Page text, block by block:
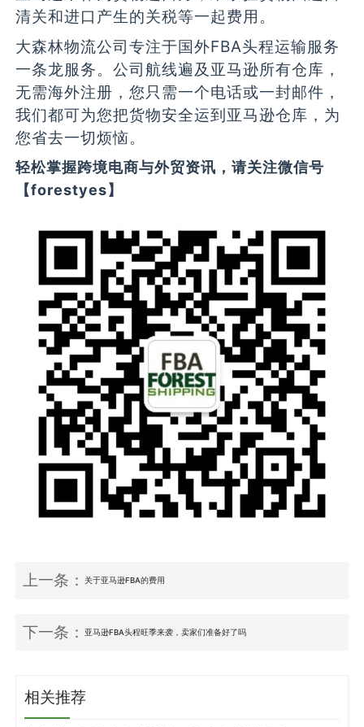
清关和进口产生的关税等一起费用。
大森林物流公司专注于国外FBA头程运输服务
一条龙服务。公司航线遍及亚马逊所有仓库，
无需海外注册，您只需一个电话或一封邮件，
我们都可为您把货物安全运到亚马逊仓库，为
您省去一切烦恼。
轻松掌握跨境电商与外贸资讯，请关注微信号
【forestyes】
上一条：关于亚马逊FBA的费用
下一条：亚马逊FBA头程旺季来袭，卖家们准备好了吗
相关推荐